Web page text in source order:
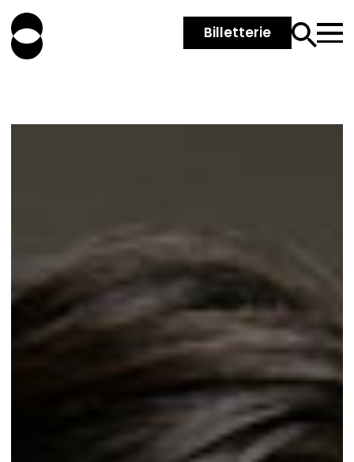
Billetterie